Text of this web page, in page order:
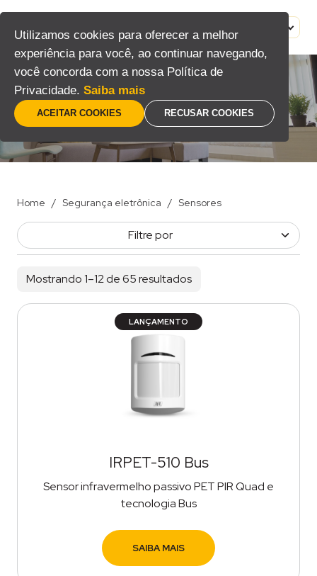
Utilizamos cookies para oferecer a melhor
experiência para você, ao continuar navegando,
você concorda com a nossa Política de
Privacidade. Saiba mais
RECUSAR COOKIES
ACEITAR COOKIES
conteúdo
Home / Segurança eletrônica / Sensores
Sensores
Mostrando 1–12 de 65 resultados
LANÇAMENTO
IRPET-510 Bus
Sensor infravermelho passivo PET PIR Quad e
tecnologia Bus
SAIBA MAIS
Filtre por